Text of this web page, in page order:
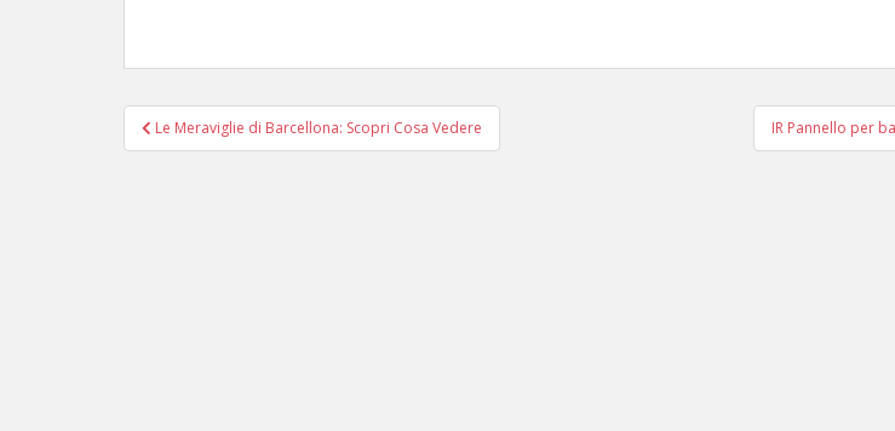
Navigazione
articoli
Le Meraviglie di Barcellona: Scopri Cosa Vedere IR Pannello per